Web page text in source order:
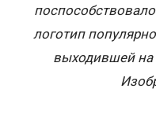
логотип
выходившей на